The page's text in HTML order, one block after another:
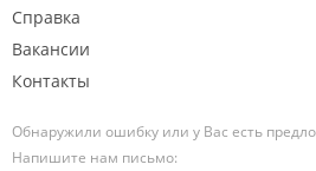
Справка
Вакансии
Контакты
Обнаружили ошибку или у Вас есть
Напишите нам письмо: